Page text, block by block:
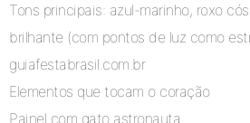
Tons principais: azul-marinho, roxo
brilhante (com pontos de luz como
guiafestabrasil.com.br
Elementos que tocam o coração
Painel com gato astronauta